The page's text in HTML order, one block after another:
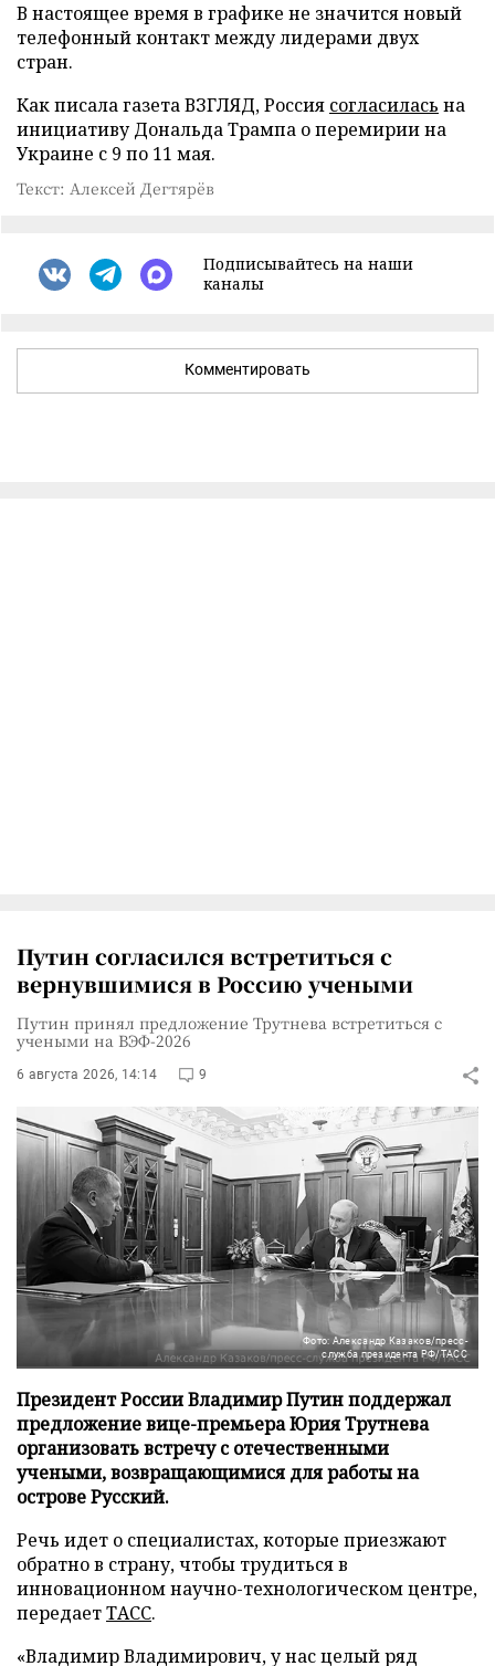
В настоящее время в графике не значится новый
телефонный контакт между лидерами двух
стран.
Как писала газета ВЗГЛЯД, Россия согласилась на
инициативу Дональда Трампа о перемирии на
Украине с 9 по 11 мая.
Текст: Алексей Дегтярёв
Подписывайтесь на наши
каналы
Комментировать
Путин согласился встретиться с
вернувшимися в Россию учеными
Путин принял предложение Трутнева встретиться с
учеными на ВЭФ-2026
6 августа 2026, 14:14 9
Фото: Александр Казаков/пресс-
служба президента РФ/ТАСС
Президент России Владимир Путин поддержал
предложение вице-премьера Юрия Трутнева
организовать встречу с отечественными
учеными, возвращающимися для работы на
острове Русский.
Речь идет о специалистах, которые приезжают
обратно в страну, чтобы трудиться в
инновационном научно-технологическом центре,
передаетТАСС.
«Владимир Владимирович, у нас целый ряд